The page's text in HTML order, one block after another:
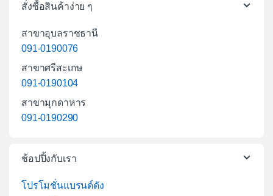
สั่งซื้อสินค้าง่าย ๆ
สาขาอุบลราชธานี
091-0190076
สาขาศรีสะเกษ
091-0190104
สาขามุกดาหาร
091-0190290
ช้อปปิ้งกับเรา
โปรโมชั่นแบรนด์ดัง